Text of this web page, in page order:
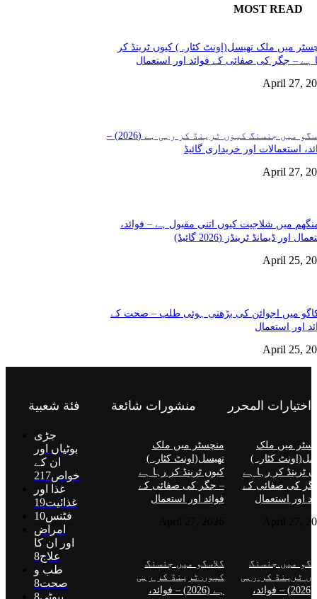
MOST READ
میں ملک تھیسل(اونٹ کٹارہ) کیوں ٹرینڈ کر
ہے – جگر کی صفائی کے فوائد اور استعمال
April 27,
گلاسگو میں جنسنگ کیوں ٹرینڈ کر رہی ہے (2026) –
استعمالات اور خریداری گائیڈ
April 27,
میں شلاجیت کیوں اتنی مقبول ہے – فوائد،
اور ڈیمانڈ ٹرینڈز (2026 گائیڈ)
April 25,
میں اجوائن کی بڑھتی ہوئی طلب – صحت کے
اور استعمال
April 25,
اختيارات المحرر
میں ملک
کٹارہ)
ٹرینڈ کر رہا ہے
کی صفائی کے
اور استعمال
April 27,
میں جنسنگ
ٹرینڈ کر رہی
ہے (2026) – فوائد،
منشورات شائعة
منچسٹر میں ملک
تھیسل(اونٹ کٹارہ)
کیوں ٹرینڈ کر رہا ہے
– جگر کی صفائی کے
فوائد اور استعمال
گلاسگو میں جنسنگ
کیوں ٹرینڈ کر رہی
ہے (2026) – فوائد،
فئة شعبية
جڑی
بوٹیاں اور
ان کے
خواص217
غذا اور
غذائیت19
فٹنس10
امراض
اور ان کا
علاج8
طب و
صحت8
بیوٹی8